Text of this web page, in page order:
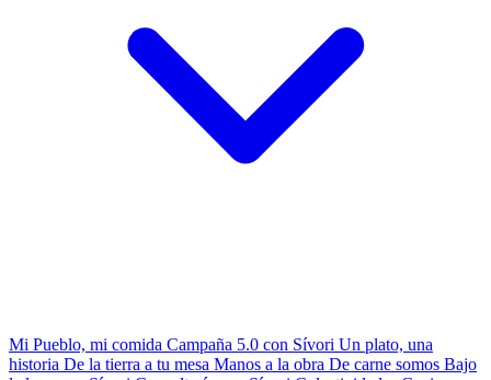
Mi Pueblo, mi comida Campaña 5.0 con Sívori Un plato, una
historia De la tierra a tu mesa Manos a la obra De carne somos Bajo